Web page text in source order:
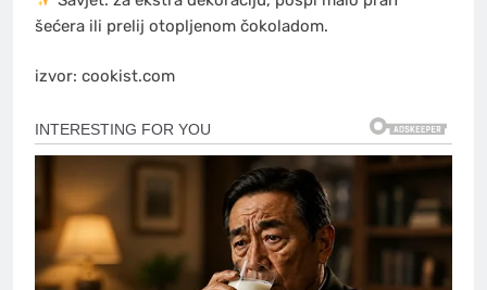
šećera ili prelij otopljenom čokoladom.
izvor: cookist.com